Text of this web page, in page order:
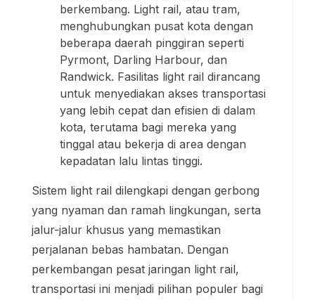
berkembang. Light rail, atau tram,
menghubungkan pusat kota dengan
beberapa daerah pinggiran seperti
Pyrmont, Darling Harbour, dan
Randwick. Fasilitas light rail dirancang
untuk menyediakan akses transportasi
yang lebih cepat dan efisien di dalam
kota, terutama bagi mereka yang
tinggal atau bekerja di area dengan
kepadatan lalu lintas tinggi.
Sistem light rail dilengkapi dengan gerbong
yang nyaman dan ramah lingkungan, serta
jalur-jalur khusus yang memastikan
perjalanan bebas hambatan. Dengan
perkembangan pesat jaringan light rail,
transportasi ini menjadi pilihan populer bagi